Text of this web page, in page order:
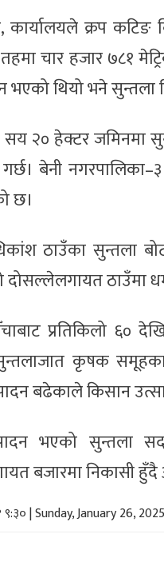
क्रप कटिङ
चार हजार ७८१
भएको थियो भने सुन्तला
२० हेक्टर जमिनमा
बेनी
छ।
ठाउँका सुन्तला
दोसल्लेलगायत ठाउँमा
प्रतिकिलो ६०
कृषक समूहका
बढेकाले किसान
भएको सुन्तला
बजारमा निकासी
९:३० | Sunday, January 26, 2025